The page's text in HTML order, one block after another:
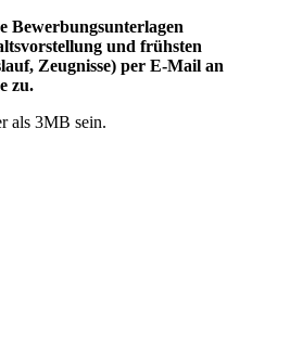
Bewerbungsunterlagen
und frühsten
Zeugnisse) per E-Mail an
zu.
als 3MB sein.